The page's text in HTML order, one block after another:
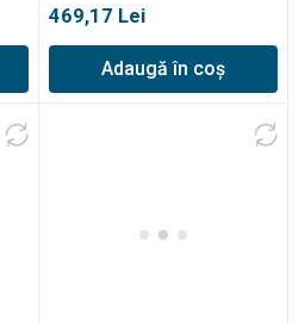
469,17 Lei
Adaugă în coș